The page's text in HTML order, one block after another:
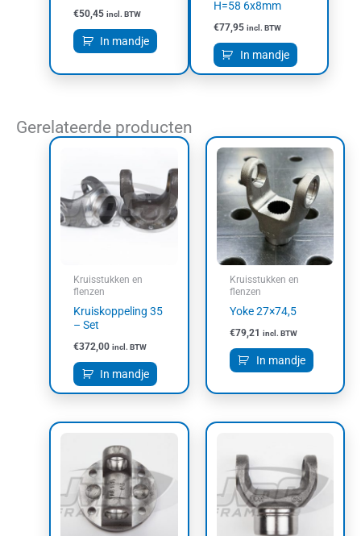
€50,45 incl. BTW
In mandje
H=58 6x8mm
€77,95 incl. BTW
In mandje
Gerelateerde producten
Kruisstukken en
flenzen
Kruiskoppeling 35
– Set
€372,00 incl. BTW
In mandje
Kruisstukken en
flenzen
Yoke 27×74,5
€79,21 incl. BTW
In mandje